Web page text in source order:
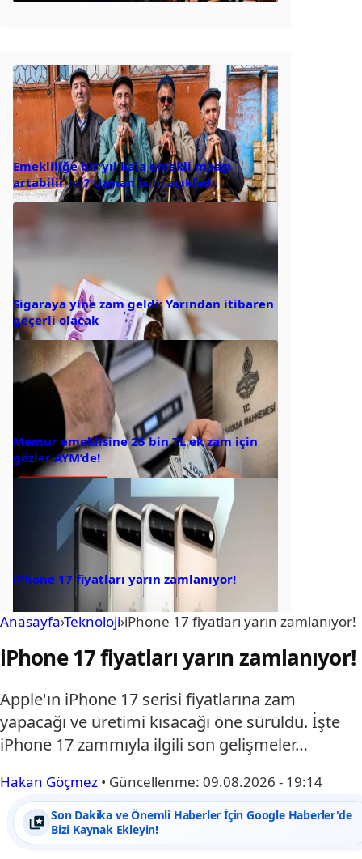
Emekliliğe bir yıl kala emekli maaşı
artabilir mi? Uzman isim açıkladı
Sigaraya yine zam geldi: Yarından itibaren
geçerli olacak
Memur emeklisine 25 bin TL ek zam için
gözler AYM’de!
iPhone 17 fiyatları yarın zamlanıyor!
Anasayfa›Teknoloji›iPhone 17 fiyatları yarın zamlanıyor!
iPhone 17 fiyatları yarın zamlanıyor!
Apple'ın iPhone 17 serisi fiyatlarına zam
yapacağı ve üretimi kısacağı öne sürüldü. İşte
iPhone 17 zammıyla ilgili son gelişmeler…
Hakan Göçmez • Güncellenme: 09.08.2026 - 19:14
Son Dakika ve Önemli Haberler İçin Google Haberler'de
Bizi Kaynak Ekleyin!